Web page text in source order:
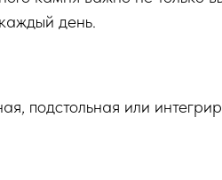
день.
подстольная или